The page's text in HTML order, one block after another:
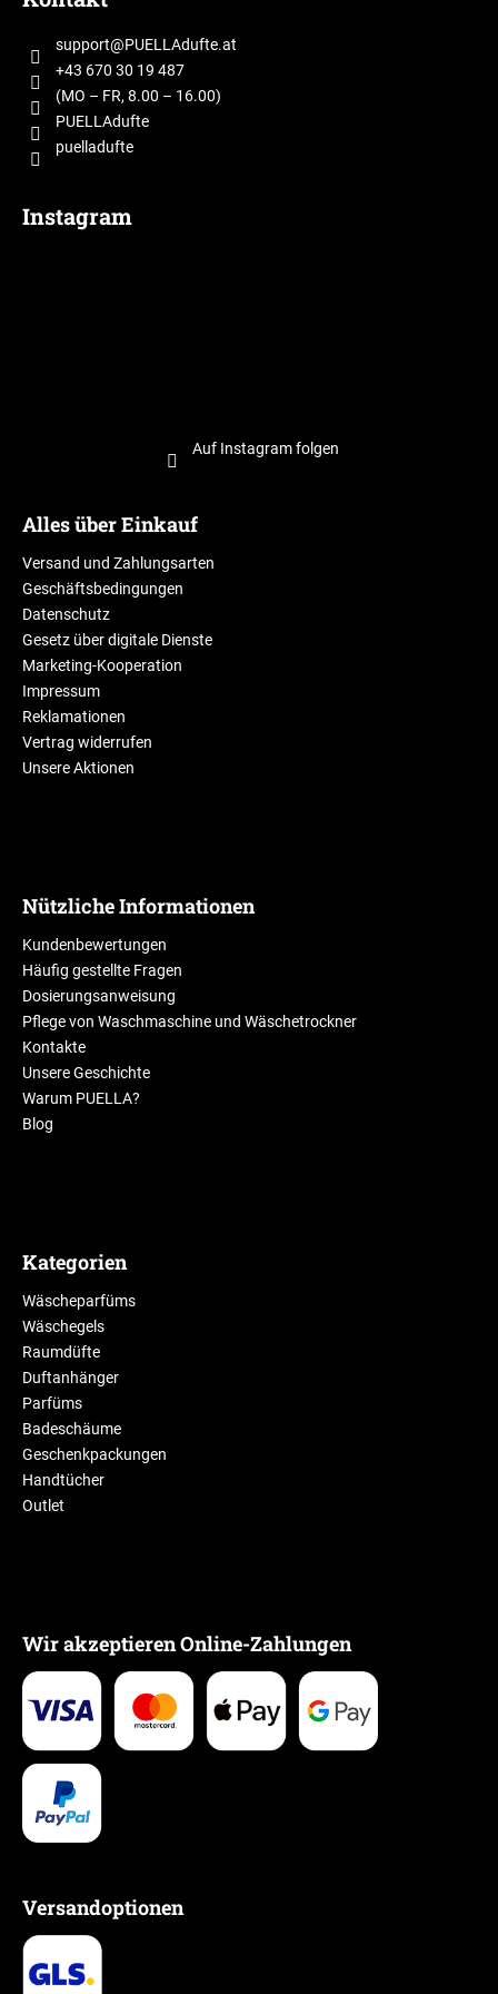
support@PUELLAdufte.at
+43 670 30 19 487
(MO – FR, 8.00 – 16.00)
PUELLAdufte
puelladufte
Instagram
Auf Instagram folgen
Alles über Einkauf
Versand und Zahlungsarten
Geschäftsbedingungen
Datenschutz
Gesetz über digitale Dienste
Marketing-Kooperation
Impressum
Reklamationen
Vertrag widerrufen
Unsere Aktionen
Nützliche Informationen
Kundenbewertungen
Häufig gestellte Fragen
Dosierungsanweisung
Pflege von Waschmaschine und Wäschetrockner
Kontakte
Unsere Geschichte
Warum PUELLA?
Blog
Kategorien
Wäscheparfüms
Wäschegels
Raumdüfte
Duftanhänger
Parfüms
Badeschäume
Geschenkpackungen
Handtücher
Outlet
Wir akzeptieren Online-Zahlungen
Versandoptionen